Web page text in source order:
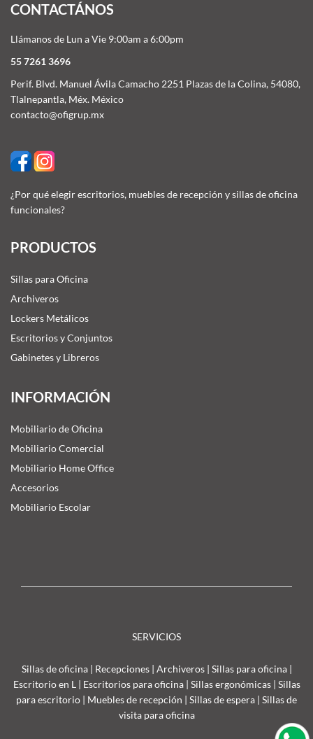
CONTACTÁNOS
Llámanos de Lun a Vie 9:00am a 6:00pm
55 7261 3696
Perif. Blvd. Manuel Ávila Camacho 2251 Plazas de la Colina, 54080,
Tlalnepantla, Méx. México
contacto@ofigrup.mx
¿Por qué elegir escritorios, muebles de recepción y sillas de oficina
funcionales?
PRODUCTOS
Sillas para Oficina
Archiveros
Lockers Metálicos
Escritorios y Conjuntos
Gabinetes y Libreros
INFORMACIÓN
Mobiliario de Oficina
Mobiliario Comercial
Mobiliario Home Office
Accesorios
Mobiliario Escolar
SERVICIOS
Sillas de oficina| Recepciones| Archiveros| Sillas para oficina|
Escritorio en L | Escritorios para oficina| Sillas ergonómicas| Sillas
para escritorio | Muebles de recepción | Sillas de espera | Sillas de
visita para oficina